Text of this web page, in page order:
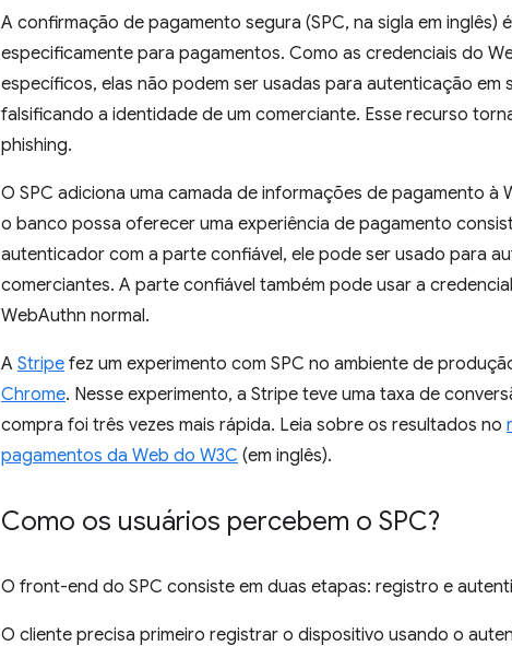
A confirmação de pagamento segura (SPC, na sigla em
especificamente para pagamentos. Como as credenciais do
específicos, elas não podem ser usadas para autenticação
falsificando a identidade de um comerciante. Esse recurso
phishing.
O SPC adiciona uma camada de informações de pagamento
o banco possa oferecer uma experiência de pagamento
autenticador com a parte confiável, ele pode ser usado para
comerciantes. A parte confiável também pode usar a
WebAuthn normal.
A Stripe fez um experimento com SPC no ambiente de
Chrome. Nesse experimento, a Stripe teve uma taxa de
compra foi três vezes mais rápida. Leia sobre os resultados no
pagamentos da Web do W3C (em inglês).
Como os usuários percebem o SPC?
O front-end do SPC consiste em duas etapas: registro e
O cliente precisa primeiro registrar o dispositivo usando o